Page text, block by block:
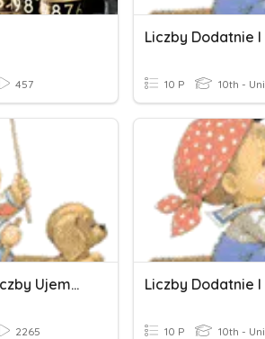
457 10 P 10th - Uni
Liczby Dodatnie I Liczby Ujemne. Klasa 6
2265 10 P 10th - Uni